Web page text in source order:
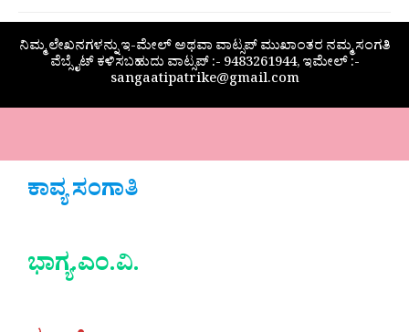
ನಿಮ್ಮ ಲೇಖನಗಳನ್ನು ಇ-ಮೇಲ್ ಅಥವಾ ವಾಟ್ಸಪ್ ಮುಖಾಂತರ ನಮ್ಮ ಸಂಗತಿ
ವೆಬ್ಸೈಟ್ ಕಳಿಸಬಹುದು ವಾಟ್ಸಪ್‌ :- 9483261944, ಇಮೇಲ್ :-
sangaatipatrike@gmail.com
ಕಾವ್ಯ ಸಂಗಾತಿ
ಭಾಗ್ಯ.ಎಂ.ವಿ.